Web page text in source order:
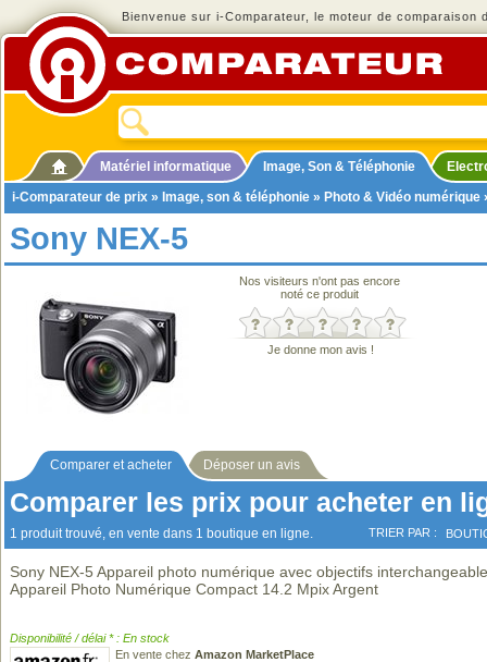
Bienvenue sur i-Comparateur, le moteur de comparaison
Matériel informatique Image, Son & Téléphonie
i-Comparateur de prix » Image, son & téléphonie » Photo & Vidéo numérique
Sony NEX-5
Nos visiteurs n'ont pas encore
noté ce produit
Je donne mon avis !
Comparer et acheter Déposer un avis
Comparer les prix pour acheter en
1 produit trouvé, en vente dans 1 boutique en ligne. TRIER PAR :
Sony NEX-5 Appareil photo numérique avec objectifs
Appareil Photo Numérique Compact 14.2 Mpix Argent
Disponibilité / délai * : En stock
En vente chez Amazon MarketPlace